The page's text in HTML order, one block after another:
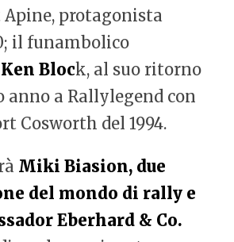
protagonista
il funambolico
Ken Block, al suo ritorno
anno a Rallylegend con
Cosworth del 1994.
Miki Biasion, due
del mondo di rally e
Eberhard & Co.